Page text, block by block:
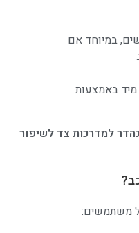
במיוחד אם
מיד באמצעות
למדרכות צד לשיפור
משתמשים: